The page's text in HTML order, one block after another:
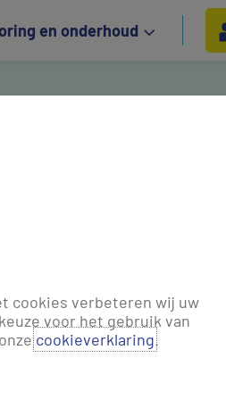
en onderhoud
Volg deze stappen, en
cookies verbeteren wij uw
voor het gebruik van
cookieverklaring.